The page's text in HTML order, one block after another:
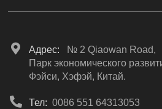
Адрес:
№ 2 Qiaowan Road,
Парк экономического
Фэйси, Хэфэй, Китай.
Тел: 0086 551 64313053